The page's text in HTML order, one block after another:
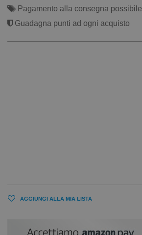
Pagamento alla consegna possibile
Guadagna punti ad ogni acquisto
AGGIUNGI ALLA MIA LISTA